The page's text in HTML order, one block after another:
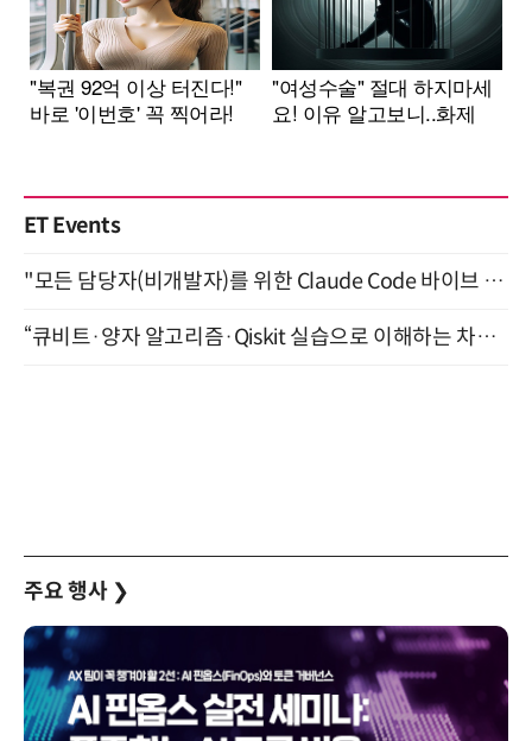
ET Events
"모든 담당자(비개발자)를 위한 Claude Code 바이브 코딩 2-day 부트캠프" 9월 16~17일 개최
“큐비트·양자 알고리즘·Qiskit 실습으로 이해하는 차세대 컴퓨팅” (8/28)
주요 행사 ❯